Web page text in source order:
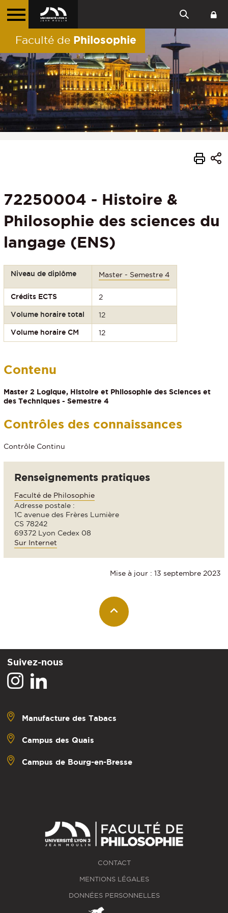
Faculté de Philosophie
72250004 - Histoire &
Philosophie des sciences du
langage (ENS)
Niveau de diplôme Master - Semestre 4
Crédits ECTS 2
Volume horaire total 12
Volume horaire CM 12
Contenu
Master 2 Logique, Histoire et Philosophie des Sciences et
des Techniques - Semestre 4
Contrôles des connaissances
Contrôle Continu
Renseignements pratiques
Faculté de Philosophie
Adresse postale :
1C avenue des Frères Lumière
CS 78242
69372 Lyon Cedex 08
Sur Internet
Mise à jour : 13 septembre 2023
Suivez-nous
Manufacture des Tabacs
Campus des Quais
Campus de Bourg-en-Bresse
CONTACT
MENTIONS LÉGALES
DONNÉES PERSONNELLES